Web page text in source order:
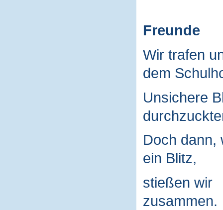
Freunde
Wir trafen
dem
Unsichere
Doch dann,
ein Blitz,
stießen wir
zusammen.